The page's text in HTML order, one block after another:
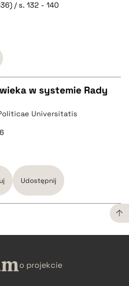
/ s. 132 - 140
w systemie Rady
Universitatis
Udostępnij
o projekcie